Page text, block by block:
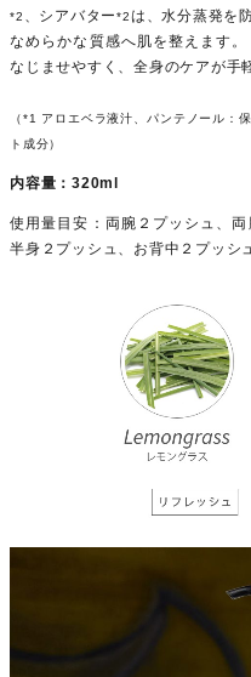
*2 、シアバター*2は、水分蒸発を
なめらかな質感へ肌を整えます
なじませやすく、全身のケアが手
（*1 アロエベラ液汁、パンテノール：
ト成分）
内容量：320ml
使用量目安：両腕２プッシュ、
半身２プッシュ、お背中２プッシ